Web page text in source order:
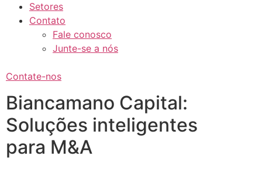
Setores
Contato
Fale conosco
Junte-se a nós
Contate-nos
Biancamano Capital:
Soluções inteligentes
para M&A